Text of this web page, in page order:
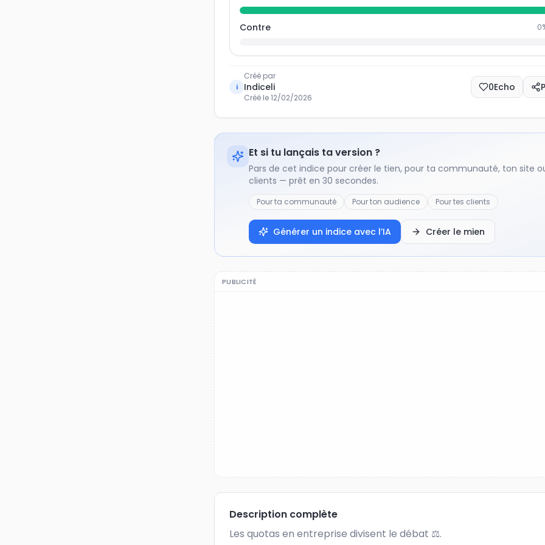
Contre 0
i
Créé par
Indiceli
Créé le12/02/2026
0Echo
Et si tu lançais ta version ?
Pars de cet indice pour créer le tien, pour ta communauté, ton site
clients — prêt en 30 secondes.
Pour ta communauté Pour ton audience Pour tes clients
Générer un indice avec l’IA Créer le mien
PUBLICITÉ
Description complète
Les quotas en entreprise divisent le débat ⚖.